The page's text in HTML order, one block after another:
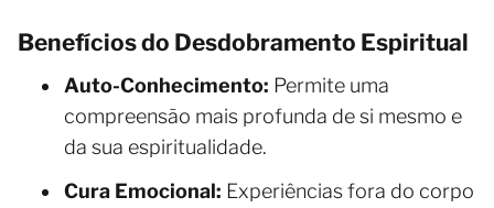
Benefícios do Desdobramento Espiritual
Auto-Conhecimento: Permite uma
compreensão mais profunda de si mesmo e
da sua espiritualidade.
Cura Emocional: Experiências fora do corpo